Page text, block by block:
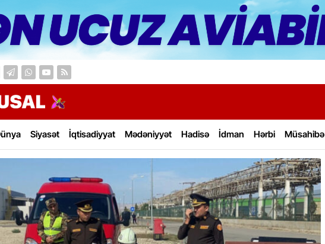
Siyasət İqtisadiyyat Mədəniyyət Hadisə İdman Hərbi Müsahibə